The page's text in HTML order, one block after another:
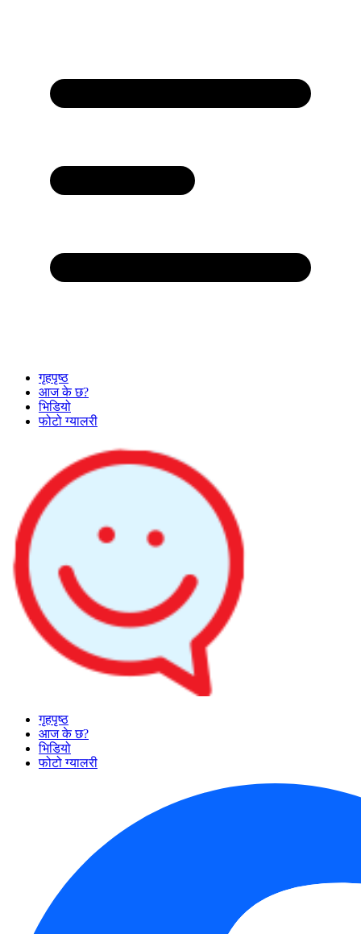
गृहपृष्ठ
आज के छ?
भिडियो
फोटो ग्यालरी
गृहपृष्ठ
आज के छ?
भिडियो
फोटो ग्यालरी